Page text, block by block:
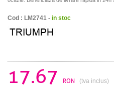
Cod : LM2741 - in stoc
17.67 RON (tva inclus)